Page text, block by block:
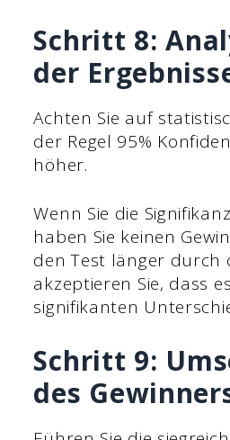
Schritt 8:
der
Achten Sie auf
der Regel 95%
höher.
Wenn Sie die
haben Sie keinen
den Test länger durch
akzeptieren Sie, dass
signifikanten
Schritt 9:
des